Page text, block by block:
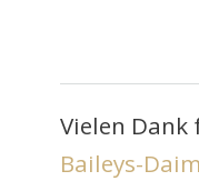
Vielen Dank
Baileys-